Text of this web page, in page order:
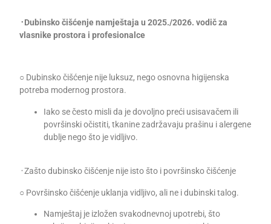
᠂ Dubinsko čišćenje namještaja u 2025./2026. vodič za
vlasnike prostora i profesionalce
○ Dubinsko čišćenje nije luksuz, nego osnovna higijenska
potreba modernog prostora.
Iako se često misli da je dovoljno preći usisavačem ili
površinski očistiti, tkanine zadržavaju prašinu i alergene
dublje nego što je vidljivo.
᠂ Zašto dubinsko čišćenje nije isto što i površinsko čišćenje
○ Površinsko čišćenje uklanja vidljivo, ali ne i dubinski talog.
Namještaj je izložen svakodnevnoj upotrebi, što